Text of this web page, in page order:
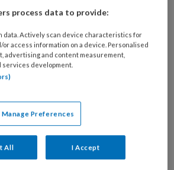
dit artikel lezen?
een account aan en lees 2
gratis per maand
process data to provide:
data. Actively scan device characteristics for
access information on a device. Personalised
advertising and content measurement,
development.
Manage Preferences
All I Accept